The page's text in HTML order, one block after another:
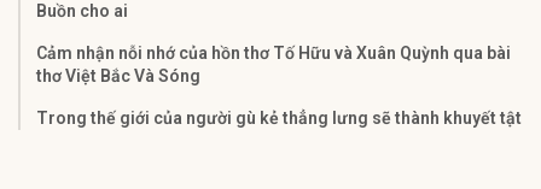
Buồn cho ai
Cảm nhận nỗi nhớ của hồn thơ Tố Hữu và Xuân Quỳnh qua bài
thơ Việt Bắc Và Sóng
Trong thế giới của người gù kẻ thẳng lưng sẽ thành khuyết tật